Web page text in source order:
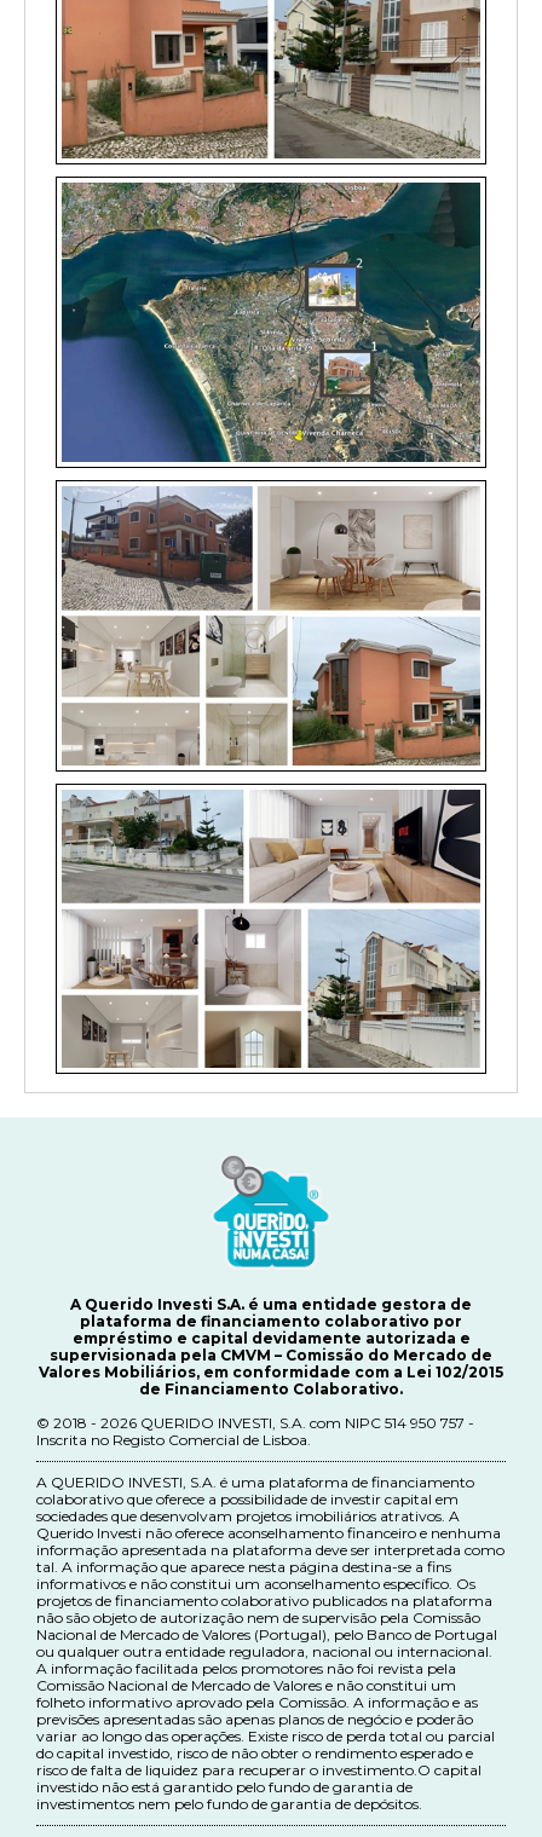
A Querido Investi S.A. é uma entidade gestora de
plataforma de financiamento colaborativo por
empréstimo e capital devidamente autorizada e
supervisionada pela CMVM – Comissão do Mercado de
Valores Mobiliários, em conformidade com a Lei 102/2015
de Financiamento Colaborativo.
© 2018 - 2026 QUERIDO INVESTI, S.A. com NIPC 514 950 757 -
Inscrita no Registo Comercial de Lisboa.
A QUERIDO INVESTI, S.A. é uma plataforma de financiamento
colaborativo que oferece a possibilidade de investir capital em
sociedades que desenvolvam projetos imobiliários atrativos. A
Querido Investi não oferece aconselhamento financeiro e nenhuma
informação apresentada na plataforma deve ser interpretada como
tal. A informação que aparece nesta página destina-se a fins
informativos e não constitui um aconselhamento específico. Os
projetos de financiamento colaborativo publicados na plataforma
não são objeto de autorização nem de supervisão pela Comissão
Nacional de Mercado de Valores (Portugal), pelo Banco de Portugal
ou qualquer outra entidade reguladora, nacional ou internacional.
A informação facilitada pelos promotores não foi revista pela
Comissão Nacional de Mercado de Valores e não constitui um
folheto informativo aprovado pela Comissão. A informação e as
previsões apresentadas são apenas planos de negócio e poderão
variar ao longo das operações. Existe risco de perda total ou parcial
do capital investido, risco de não obter o rendimento esperado e
risco de falta de liquidez para recuperar o investimento.O capital
investido não está garantido pelo fundo de garantia de
investimentos nem pelo fundo de garantia de depósitos.